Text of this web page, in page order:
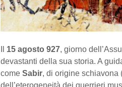
15 agosto 927, giorno
devastanti della sua storia. A
come Sabir, di origine schiavona
dell’eterogeneità dei guerrieri